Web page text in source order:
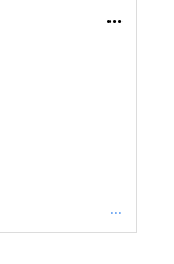
...
...